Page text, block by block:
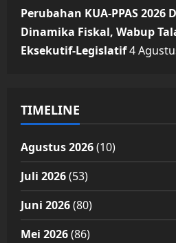
Perubahan KUA-PPAS
Dinamika Fiskal, Wabup
Eksekutif-Legislatif4
TIMELINE
Agustus 2026(10)
Juli 2026(53)
Juni 2026(80)
Mei 2026(86)